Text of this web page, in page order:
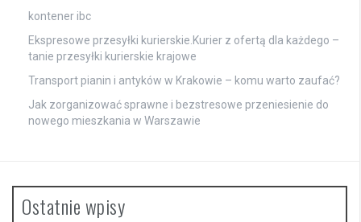
kontener ibc
Ekspresowe przesyłki kurierskie.Kurier z ofertą dla każdego –
tanie przesyłki kurierskie krajowe
Transport pianin i antyków w Krakowie – komu warto zaufać?
Jak zorganizować sprawne i bezstresowe przeniesienie do
nowego mieszkania w Warszawie
Ostatnie wpisy